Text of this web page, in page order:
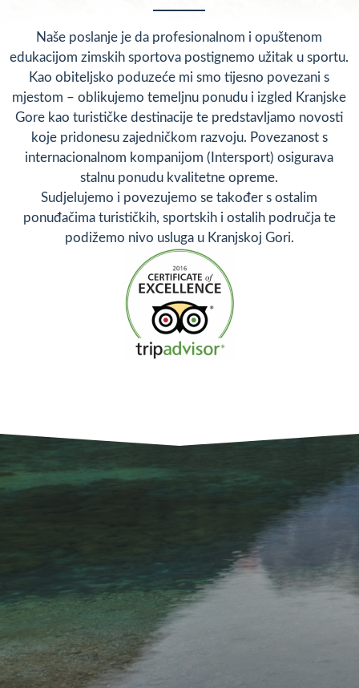
Naše poslanje je da profesionalnom i opuštenom
edukacijom zimskih sportova postignemo užitak u sportu.
Kao obiteljsko poduzeće mi smo tijesno povezani s
mjestom – oblikujemo temeljnu ponudu i izgled Kranjske
Gore kao turističke destinacije te predstavljamo novosti
koje pridonesu zajedničkom razvoju. Povezanost s
internacionalnom kompanijom (Intersport) osigurava
stalnu ponudu kvalitetne opreme.
Sudjelujemo i povezujemo se također s ostalim
ponuđačima turističkih, sportskih i ostalih područja te
podižemo nivo usluga u Kranjskoj Gori.